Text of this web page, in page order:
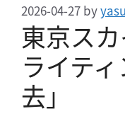
東京ス
ライテ
去」
2026-04-27 byyasu